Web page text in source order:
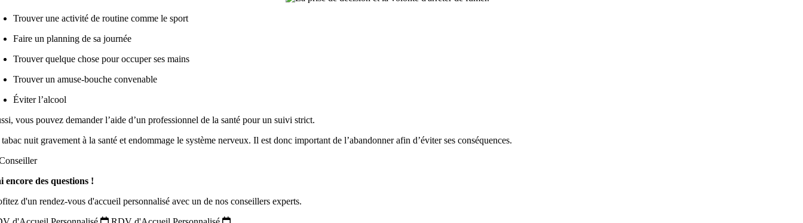
Trouver une activité de routine comme le sport
Faire un planning de sa journée
Trouver quelque chose pour occuper ses mains
Trouver un amuse-bouche convenable
Éviter l’alcool
vous pouvez demander l’aide d’un professionnel de la santé pour un suivi strict.
nuit gravement à la santé et endommage le système nerveux. Il est donc important de l’abandonner afin d’éviter ses conséquences.
encore des questions !
d'un rendez-vous d'accueil personnalisé avec un de nos conseillers experts.